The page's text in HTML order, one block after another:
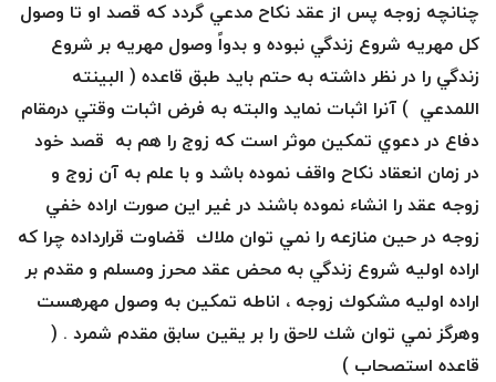
چنانچه زوجه پس از عقد نكاح مدعي گردد كه قصد او تا وصول
كل مهريه شروع زندگي نبوده و بدواً وصول مهريه بر شروع
زندگي را در نظر داشته به حتم بايد طبق قاعده ( البينته
اللمدعي ) آنرا اثبات نمايد والبته به فرض اثبات وقتي درمقام
دفاع در دعوي تمكين موثر است كه زوج را هم به قصد خود
در زمان انعقاد نكاح واقف نموده باشد و با علم به آن زوج و
زوجه عقد را انشاء نموده باشند در غير اين صورت اراده خفي
زوجه در حين منازعه را نمي توان ملاك قضاوت قرارداده چرا كه
اراده اوليه شروع زندگي به محض عقد محرز ومسلم و مقدم بر
اراده اوليه مشكوك زوجه ، اناطه تمكين به وصول مهرهست
وهرگز نمي توان شك لاحق را بر يقين سابق مقدم شمرد . (
قاعده استصحاب )